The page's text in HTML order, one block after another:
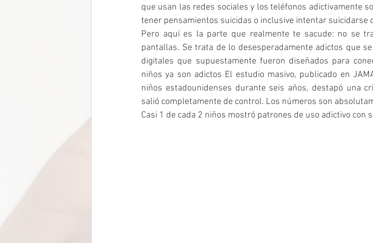
que usan las redes sociales y los teléfonos adictivamente
tener pensamientos suicidas o inclusive intentar suicidarse
Pero aquí es la parte que realmente te sacude: no se
pantallas. Se trata de lo desesperadamente adictos que
digitales que supuestamente fueron diseñados para
niños ya son adictos El estudio masivo, publicado en
niños estadounidenses durante seis años, destapó una
salió completamente de control. Los números son
Casi 1 de cada 2 niños mostró patrones de uso adictivo con